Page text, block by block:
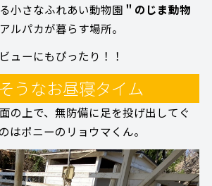
小さなふれあい動物園 ＂のじま動物
ルパカが暮らす場所。
ューにもぴったり！！
うなお昼寝タイム
の上で、無防備に足を投げ出してぐ
はポニーのリョウマくん。